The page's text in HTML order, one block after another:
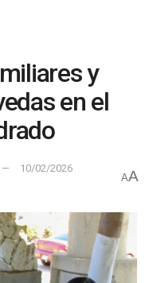
y
en el
10/02/2026
AA